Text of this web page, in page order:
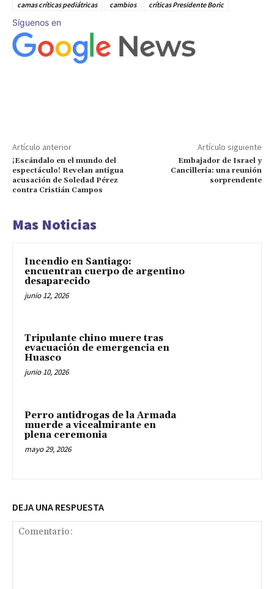
camas críticas pediátricas cambios críticas Presidente Boric
Síguenos en
Artículo anterior
¡Escándalo en el mundo del
espectáculo! Revelan antigua
acusación de Soledad Pérez
contra Cristián Campos
Artículo siguiente
Embajador de Israel y
Cancillería: una reunión
sorprendente
Mas Noticias
Incendio en Santiago:
encuentran cuerpo de argentino
desaparecido
junio 12, 2026
Tripulante chino muere tras
evacuación de emergencia en
Huasco
junio 10, 2026
Perro antidrogas de la Armada
muerde a vicealmirante en
plena ceremonia
mayo 29, 2026
DEJA UNA RESPUESTA